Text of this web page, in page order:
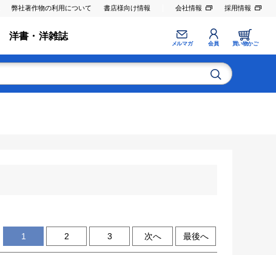
弊社著作物の利用について 書店様向け情報 会社情報 採用情報
洋書・洋雑誌
メルマガ 会員 買い物かご
1 2 3 次へ 最後へ